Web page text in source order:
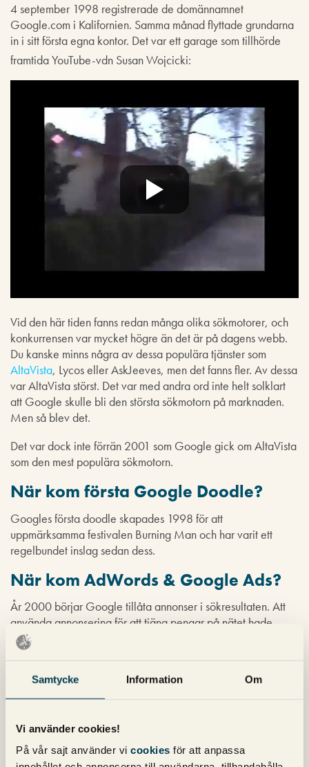
Samtycke Information Om
Vi använder cookies!
På vår sajt använder vi cookies för att anpassa
4 september 1998 registrerade de domännamnet
Google.com i Kalifornien. Samma månad flyttade grundarna
in i sitt första egna kontor. Det var ett garage som tillhörde
framtida YouTube-vdn Susan Wojcicki:
Vid den här tiden fanns redan många olika sökmotorer, och
konkurrensen var mycket högre än det är på dagens webb.
Du kanske minns några av dessa populära tjänster som
AltaVista, Lycos eller AskJeeves, men det fanns fler. Av dessa
var AltaVista störst. Det var med andra ord inte helt solklart
att Google skulle bli den största sökmotorn på marknaden.
Men så blev det.
Det var dock inte förrän 2001 som Google gick om AltaVista
som den mest populära sökmotorn.
När kom första Google Doodle?
Googles första doodle skapades 1998 för att
uppmärksamma festivalen Burning Man och har varit ett
regelbundet inslag sedan dess.
När kom AdWords & Google Ads?
År 2000 börjar Google tillåta annonser i sökresultaten. Att
använda annonsering för att tjäna pengar på nätet hade
funnits tidigare, men Googles lösning var helt nytt. 2018
byter Google AdWords namn till Google Ads.
Vem är nuvarande VD på Google?
VD för moderbolaget Alphabet. Sundar Pichai har vart VD
sen 2015. Sundar är född i Madurai i Indien, men har också
tagit examen från Stanford (en poppis utbildning om man vill